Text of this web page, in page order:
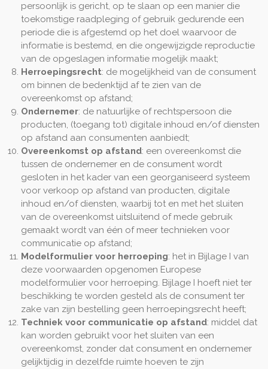
persoonlijk is gericht, op te slaan op een manier die
toekomstige raadpleging of gebruik gedurende een
periode die is afgestemd op het doel waarvoor de
informatie is bestemd, en die ongewijzigde reproductie
van de opgeslagen informatie mogelijk maakt;
Herroepingsrecht: de mogelijkheid van de consument
om binnen de bedenktijd af te zien van de
overeenkomst op afstand;
Ondernemer: de natuurlijke of rechtspersoon die
producten, (toegang tot) digitale inhoud en/of diensten
op afstand aan consumenten aanbiedt;
Overeenkomst op afstand: een overeenkomst die
tussen de ondernemer en de consument wordt
gesloten in het kader van een georganiseerd systeem
voor verkoop op afstand van producten, digitale
inhoud en/of diensten, waarbij tot en met het sluiten
van de overeenkomst uitsluitend of mede gebruik
gemaakt wordt van één of meer technieken voor
communicatie op afstand;
Modelformulier voor herroeping: het in Bijlage I van
deze voorwaarden opgenomen Europese
modelformulier voor herroeping. Bijlage I hoeft niet ter
beschikking te worden gesteld als de consument ter
zake van zijn bestelling geen herroepingsrecht heeft;
Techniek voor communicatie op afstand: middel dat
kan worden gebruikt voor het sluiten van een
overeenkomst, zonder dat consument en ondernemer
gelijktijdig in dezelfde ruimte hoeven te zijn